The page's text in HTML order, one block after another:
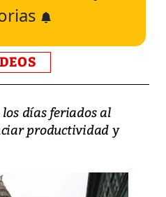
días feriados al
productividad y